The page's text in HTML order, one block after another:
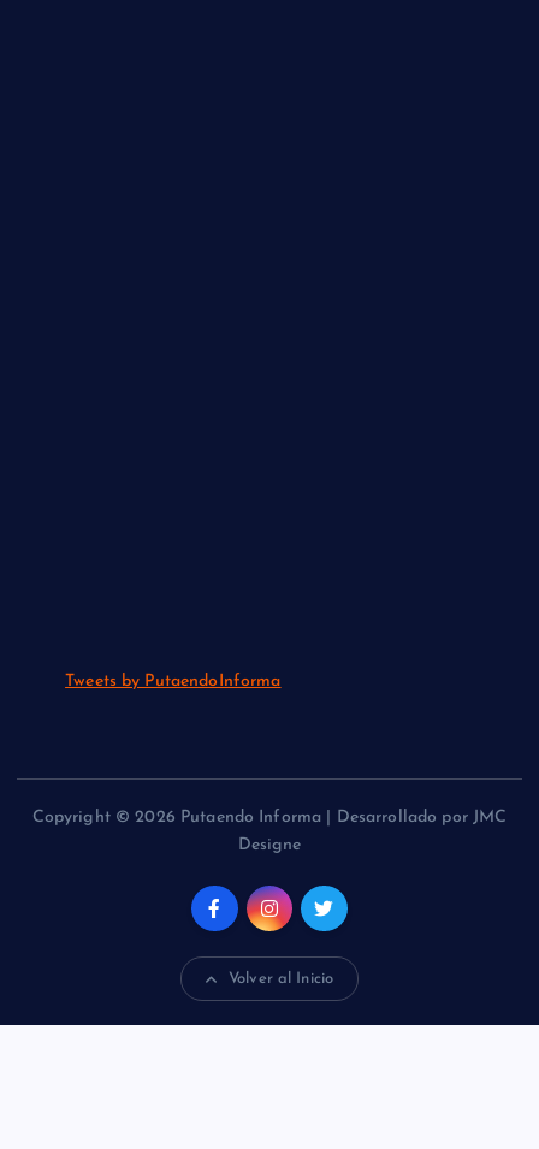
Tweets by PutaendoInforma
Copyright © 2026 Putaendo Informa | Desarrollado por JMC
Designe
Volver al Inicio